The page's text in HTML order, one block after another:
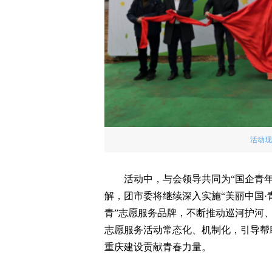
活动
活动中，与会领导共同为“国企青
解，团市委将继续深入实施“美丽中国·
青”志愿服务品牌，不断推动巡河护河
志愿服务活动常态化、机制化，引导
重庆建设贡献青春力量。